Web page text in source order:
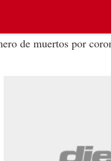
de muertos por